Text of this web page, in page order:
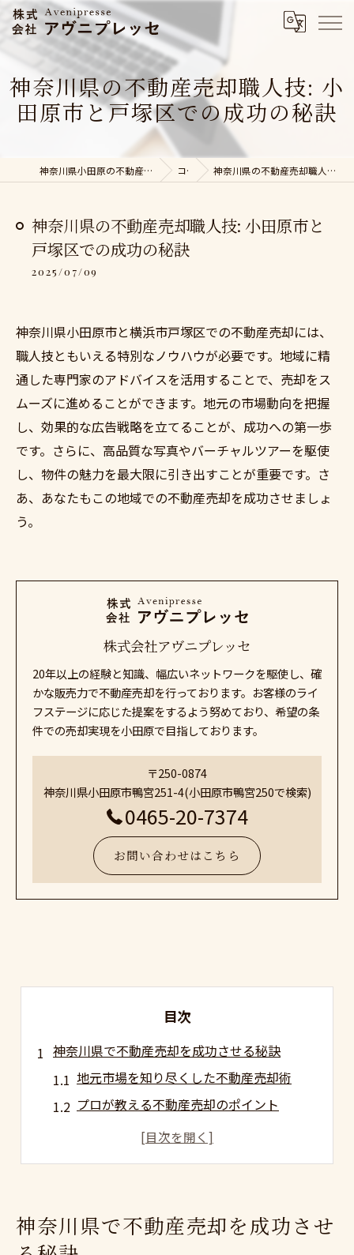
神奈川県の不動産売却職人技: 小
田原市と戸塚区での成功の秘訣
神奈川県小田原の不動産売却なら株式会社アヴニプレッセ コラム 神奈川県の不動産売却職人技: 小田原市と戸塚区での成功の秘訣
神奈川県の不動産売却職人技: 小田原市と
戸塚区での成功の秘訣
2025/07/09
神奈川県小田原市と横浜市戸塚区での不動産売却には、
職人技ともいえる特別なノウハウが必要です。地域に精
通した専門家のアドバイスを活用することで、売却をス
ムーズに進めることができます。地元の市場動向を把握
し、効果的な広告戦略を立てることが、成功への第一歩
です。さらに、高品質な写真やバーチャルツアーを駆使
し、物件の魅力を最大限に引き出すことが重要です。さ
あ、あなたもこの地域での不動産売却を成功させましょ
う。
株式会社アヴニプレッセ
20年以上の経験と知識、幅広いネットワークを駆使し、確
かな販売力で不動産売却を行っております。お客様のライ
フステージに応じた提案をするよう努めており、希望の条
件での売却実現を小田原で目指しております。
〒250-0874
神奈川県小田原市鴨宮251-4(小田原市鴨宮250で検索)
0465-20-7374
お問い合わせはこちら
目次
神奈川県で不動産売却を成功させる秘訣
地元市場を知り尽くした不動産売却術
プロが教える不動産売却のポイント
不動産売却で差をつける広告戦略
不動産売却を成功に導く交渉テクニック
小田原市戸塚区での不動産売却ガイド
神奈川県で不動産売却を成功させ